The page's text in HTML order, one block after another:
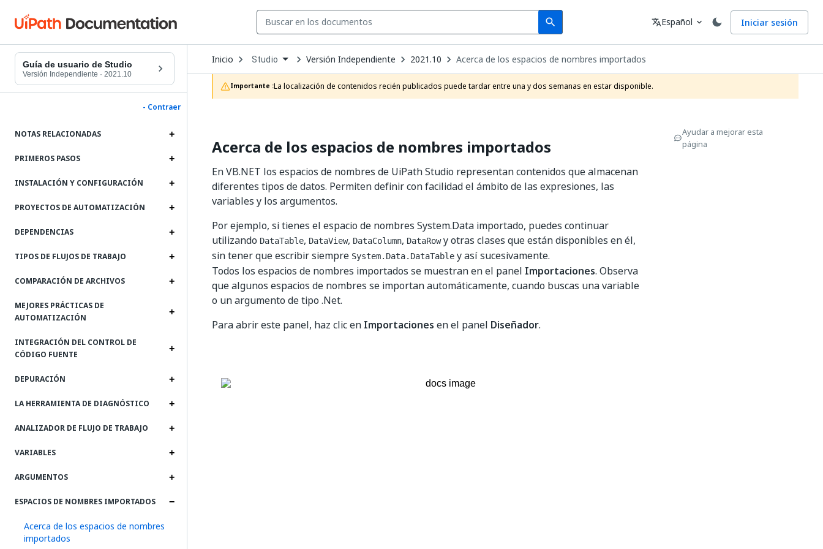
search
Search Idioma
translateEspañol expand_more Iniciar sesión
Guía de usuario de Studio
Versión Independiente · 2021.10
- Contraer
NOTAS RELACIONADAS
PRIMEROS PASOS
INSTALACIÓN Y CONFIGURACIÓN
PROYECTOS DE AUTOMATIZACIÓN
DEPENDENCIAS
TIPOS DE FLUJOS DE TRABAJO
COMPARACIÓN DE ARCHIVOS
MEJORES PRÁCTICAS DE
AUTOMATIZACIÓN
INTEGRACIÓN DEL CONTROL DE
CÓDIGO FUENTE
DEPURACIÓN
LA HERRAMIENTA DE DIAGNÓSTICO
ANALIZADOR DE FLUJO DE TRABAJO
VARIABLES
ARGUMENTOS
ESPACIOS DE NOMBRES IMPORTADOS
Acerca de los espacios de nombres
importados
Inicio Open
Dropdown
to
choose
product
Studio Versión Independiente 2021.10 Acerca de los espacios de nombres importados
Importante :La localización de contenidos recién publicados puede tardar entre una y dos semanas en estar disponible.
Acerca de los espacios de nombres importados
En VB.NET los espacios de nombres de UiPath Studio representan contenidos que almacenan
diferentes tipos de datos. Permiten definir con facilidad el ámbito de las expresiones, las
variables y los argumentos.
Por ejemplo, si tienes el espacio de nombres System.Data importado, puedes continuar
utilizando DataTable, DataView, DataColumn, DataRowy otras clases que están disponibles en él,
sin tener que escribir siempre System.Data.DataTable y así sucesivamente.
Todos los espacios de nombres importados se muestran en el panel Importaciones. Observa
que algunos espacios de nombres se importan automáticamente, cuando buscas una variable
o un argumento de tipo .Net.
Para abrir este panel, haz clic en Importaciones en el panel Diseñador.
Ayudar a mejorar esta
página